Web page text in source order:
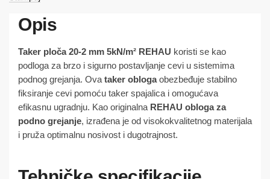
Opis
Taker ploča 20-2 mm 5kN/m² REHAU koristi se kao
podloga za brzo i sigurno postavljanje cevi u sistemima
podnog grejanja. Ova taker oblogaobezbeđuje stabilno
fiksiranje cevi pomoću taker spajalica i omogućava
efikasnu ugradnju. Kao originalna REHAU obloga za
podno grejanje, izrađena je od visokokvalitetnog materijala
i pruža optimalnu nosivost i dugotrajnost.